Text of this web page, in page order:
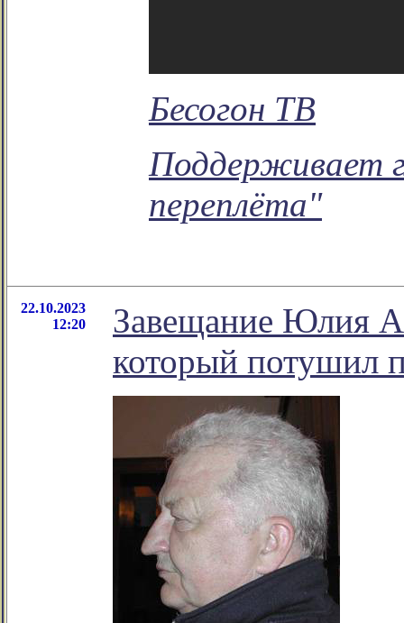
Бесогон ТВ
Поддерживает
переплёта"
22.10.2023
12:20
Завещание Юлия
который потушил